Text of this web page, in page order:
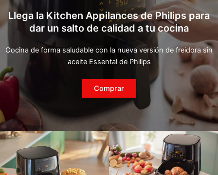
Llega la Kitchen Appilances de Philips para
dar un salto de calidad a tu cocina
Cocina de forma saludable con la nueva versión de freidora sin
aceite Essental de Philips
Comprar